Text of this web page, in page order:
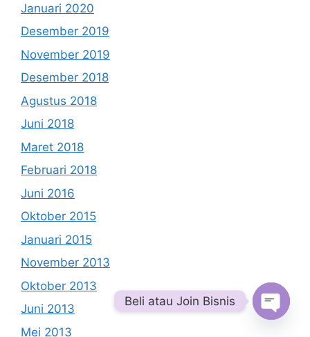
Januari 2020
Desember 2019
November 2019
Desember 2018
Agustus 2018
Juni 2018
Maret 2018
Februari 2018
Juni 2016
Oktober 2015
Januari 2015
November 2013
Oktober 2013
Juni 2013
Mei 2013
Beli atau Join Bisnis